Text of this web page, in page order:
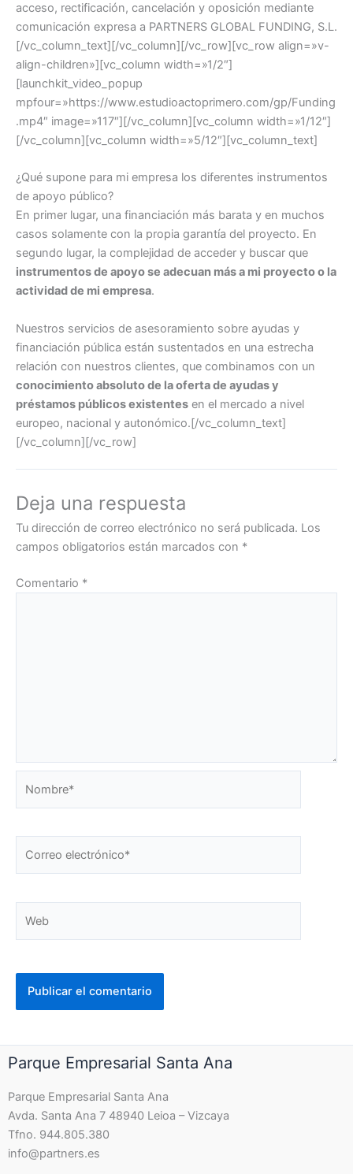
acceso, rectificación, cancelación y oposición mediante
comunicación expresa a PARTNERS GLOBAL FUNDING, S.L.
[/vc_column_text][/vc_column][/vc_row][vc_row align=»v-
align-children»][vc_column width=»1/2″]
[launchkit_video_popup
mpfour=»https://www.estudioactoprimero.com/gp/Funding
.mp4″ image=»117″][/vc_column][vc_column width=»1/12″]
[/vc_column][vc_column width=»5/12″][vc_column_text]
¿Qué supone para mi empresa los diferentes instrumentos
de apoyo público?
En primer lugar, una financiación más barata y en muchos
casos solamente con la propia garantía del proyecto. En
segundo lugar, la complejidad de acceder y buscar que
instrumentos de apoyo se adecuan más a mi proyecto o la
actividad de mi empresa.
Nuestros servicios de asesoramiento sobre ayudas y
financiación pública están sustentados en una estrecha
relación con nuestros clientes, que combinamos con un
conocimiento absoluto de la oferta de ayudas y
préstamos públicos existentes en el mercado a nivel
europeo, nacional y autonómico.[/vc_column_text]
[/vc_column][/vc_row]
Deja una respuesta
Tu dirección de correo electrónico no será publicada. Los
campos obligatorios están marcados con *
Comentario *
Parque Empresarial Santa Ana
Parque Empresarial Santa Ana
Avda. Santa Ana 7 48940 Leioa – Vizcaya
Tfno. 944.805.380
info@partners.es